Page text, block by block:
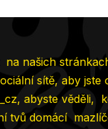
na našich
sítě, aby
abyste věděli,
tvů domácí